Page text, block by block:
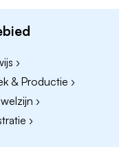
overdracht
en
proactief mee
›
& Productie ›
›
›